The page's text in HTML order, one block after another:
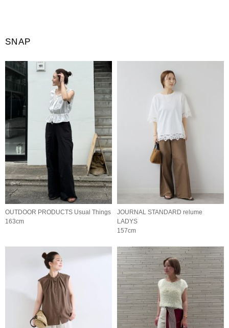
SNAP
OUTDOOR PRODUCTS Usual Things
163cm
JOURNAL STANDARD relume
LADYS
157cm